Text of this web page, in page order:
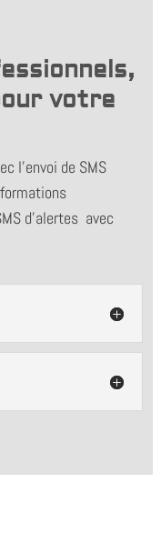
votre
l’envoi de SMS
d’alertes avec